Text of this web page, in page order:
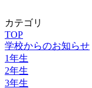
カテゴリ
TOP
学校からのお知らせ
1年生
2年生
3年生